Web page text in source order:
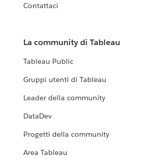
Contattaci
La community di Tableau
Tableau Public
Gruppi utenti di Tableau
Leader della community
DataDev
Progetti della community
Area Tableau